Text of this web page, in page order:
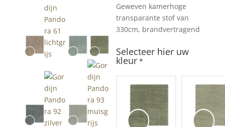
Geweven kamerhoge
transparante stof van
330cm, brandvertragend
Selecteer hier uw
kleur *